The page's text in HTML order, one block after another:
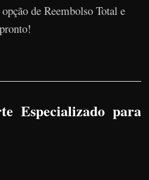
de Reembolso Total e
pronto!
Especializado para